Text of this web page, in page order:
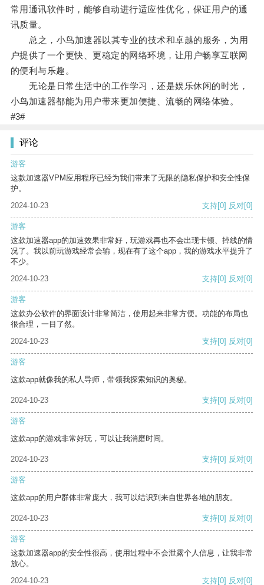
常用通讯软件时，能够自动进行适应性优化，保证用户的通
讯质量。
总之，小鸟加速器以其专业的技术和卓越的服务，为用
户提供了一个更快、更稳定的网络环境，让用户畅享互联网
的便利与乐趣。
无论是日常生活中的工作学习，还是娱乐休闲的时光，
小鸟加速器都能为用户带来更加便捷、流畅的网络体验。
#3#
评论
游客
这款加速器VPM应用程序已经为我们带来了无限的隐私保护和安全性保
护。
2024-10-23
支持[0] 反对[0]
游客
这款加速器app的加速效果非常好，玩游戏再也不会出现卡顿、掉线的情
况了。我以前玩游戏经常会输，现在有了这个app，我的游戏水平提升了
不少。
2024-10-23
支持[0] 反对[0]
游客
这款办公软件的界面设计非常简洁，使用起来非常方便。功能的布局也
很合理，一目了然。
2024-10-23
支持[0] 反对[0]
游客
这款app就像我的私人导师，带领我探索知识的奥秘。
2024-10-23 支持[0] 反对[0]
游客
这款app的游戏非常好玩，可以让我消磨时间。
2024-10-23 支持[0] 反对[0]
游客
这款app的用户群体非常庞大，我可以结识到来自世界各地的朋友。
2024-10-23 支持[0] 反对[0]
游客
这款加速器app的安全性很高，使用过程中不会泄露个人信息，让我非常
放心。
2024-10-23
支持[0] 反对[0]